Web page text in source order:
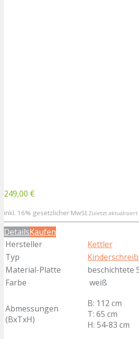
249,00 €
inkl. 16% gesetzlicher MwSt.Zuletzt aktualisiert
DetailsKaufen
Hersteller
Kettler
Typ
Material-Platte
beschichtete
Farbe
weiß
Abmessungen
(BxTxH)
B: 112 cm
T: 65 cm
H: 54-83 cm